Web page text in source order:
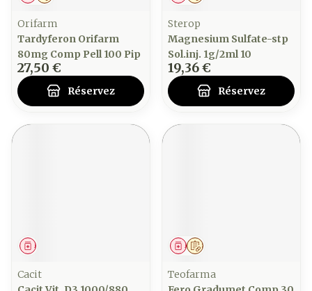
Orifarm
Tardyferon Orifarm
80mg Comp Pell 100 Pip
27,50 €
Réservez
Sterop
Magnesium Sulfate-stp
Sol.inj. 1g/2ml 10
19,36 €
Réservez
Médicament
Cacit
Sur prescription
Médicament
Teofarma